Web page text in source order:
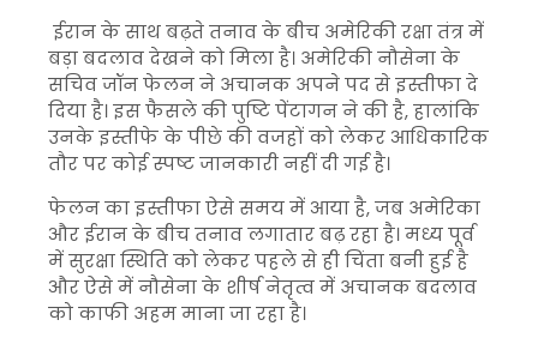
ईरान के साथ बढ़ते तनाव के बीच अमेरिकी रक्षा तंत्र में
बड़ा बदलाव देखने को मिला है। अमेरिकी नौसेना के
सचिवजॉन फेलनने अचानक अपने पद से इस्तीफा दे
दिया है। इस फैसले की पुष्टिपेंटागनने की है, हालांकि
उनके इस्तीफे के पीछे की वजहों को लेकर आधिकारिक
तौर पर कोई स्पष्ट जानकारी नहीं दी गई है।
फेलन का इस्तीफा ऐसे समय में आया है, जब अमेरिका
औरईरानके बीच तनाव लगातार बढ़ रहा है। मध्य पूर्व
में सुरक्षा स्थिति को लेकर पहले से ही चिंता बनी हुई है
और ऐसे में नौसेना के शीर्ष नेतृत्व में अचानक बदलाव
को काफी अहम माना जा रहा है।